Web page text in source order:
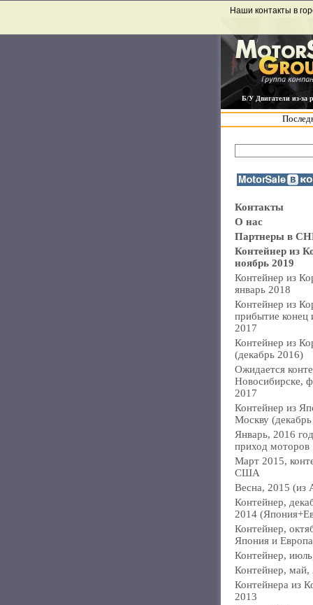
Б/У Двигатели из-за
Наши контакты в
Контакты
О нас
Партнеры в
Контейнер из
ноябрь 2019
Контейнер из
январь 2018
Контейнер из
прибытие конец
2017
Контейнер из
(декабрь 2016)
Ожидается
Новосибирске,
2017
Контейнер из
Москву
Январь, 2016
приход моторов
Март 2015,
США
Весна, 2015 (из
Контейнер,
2014
Контейнер,
Япония и
Контейнер,
Контейнер, май,
Контейнера из
2013